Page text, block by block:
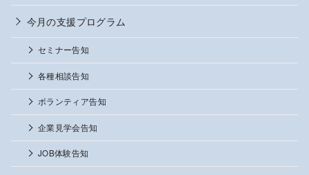
今月の支援プログラム
セミナー告知
各種相談告知
ボランティア告知
企業見学会告知
JOB体験告知